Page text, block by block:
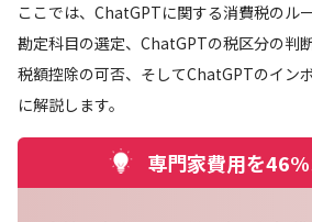
ここでは、ChatGPTに関する消費税のル
勘定科目の選定、ChatGPTの税区分の判
税額控除の可否、そしてChatGPTのイン
に解説します。
専門家費用を